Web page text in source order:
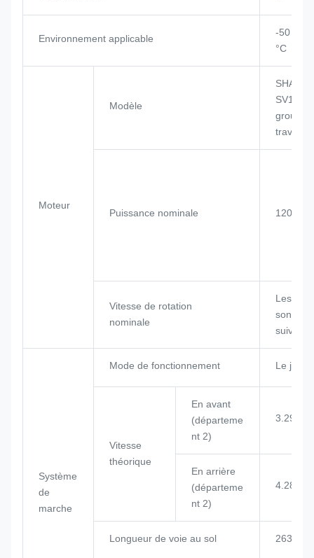
Environnement applicable
-50 °C
°C
Moteur
Modèle
groupe
travail
Puissance nominale 120 kW
Vitesse de rotation
nominale
Les
sont les
suivants
Système
de
marche
Mode de fonctionnement Le
Vitesse
théorique
En avant
(départeme
nt 2)
3.29/
En arrière
(départeme
nt 2)
4.28/
Longueur de voie au sol 2635